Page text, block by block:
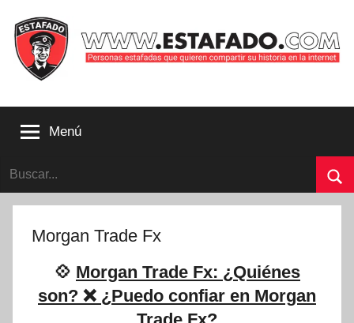
contenido
que
compartir
su
Estafado.com
Menú
Buscar:
Morgan Trade Fx
💠 Morgan Trade Fx: ¿Quiénes
son? ❌ ¿Puedo confiar en Morgan